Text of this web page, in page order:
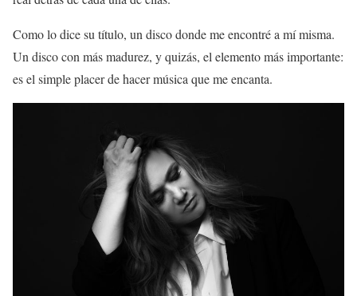
Como lo dice su título, un disco donde me encontré a mí misma.
Un disco con más madurez, y quizás, el elemento más importante:
es el simple placer de hacer música que me encanta.